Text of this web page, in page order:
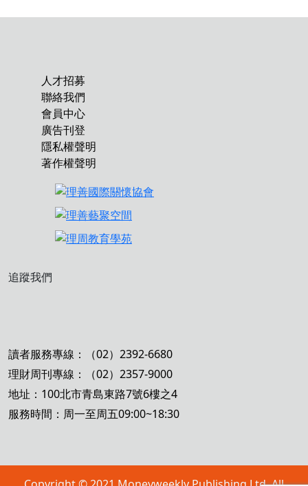
人才招募
聯絡我們
會員中心
廣告刊登
隱私權聲明
著作權聲明
追蹤我們
讀者服務專線：（02）2392-6680
理財周刊專線：（02）2357-9000
地址：100北市青島東路7號6樓之4
服務時間：周一至周五09:00~18:30